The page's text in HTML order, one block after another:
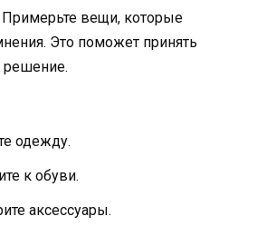
Примерьте вещи, которые
Это поможет принять
решение.
одежду.
к обуви.
аксессуары.